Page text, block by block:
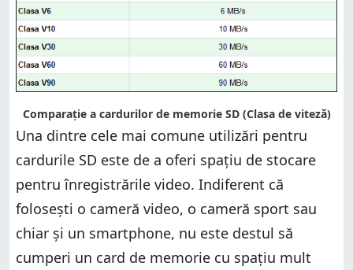
Comparație a cardurilor de memorie SD (Clasa de viteză)
Una dintre cele mai comune utilizări pentru
cardurile SD este de a oferi spațiu de stocare
pentru înregistrările video. Indiferent că
folosești o cameră video, o cameră sport sau
chiar și un smartphone, nu este destul să
cumperi un card de memorie cu spațiu mult